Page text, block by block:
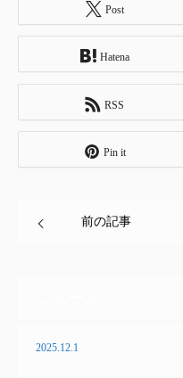
Post
Hatena
RSS
Pin it
前の記事
2025.12.1